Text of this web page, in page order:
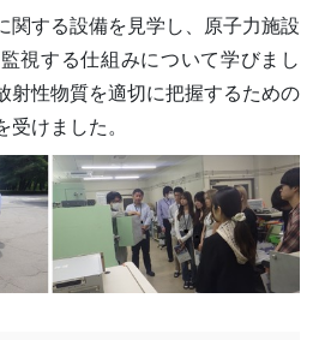
関する設備を見学し、原子力施設
視する仕組みについて学びまし
射性物質を適切に把握するための
けました。